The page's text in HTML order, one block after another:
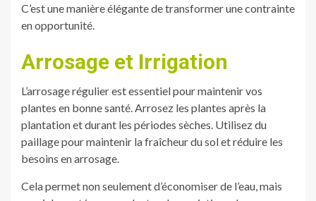
C’est une manière élégante de transformer une contrainte
en opportunité.
Arrosage et Irrigation
L’arrosage régulier est essentiel pour maintenir vos
plantes en bonne santé. Arrosez les plantes après la
plantation et durant les périodes sèches. Utilisez du
paillage pour maintenir la fraîcheur du sol et réduire les
besoins en arrosage.
Cela permet non seulement d’économiser de l’eau, mais